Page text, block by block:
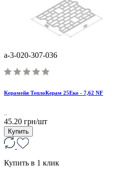
a-3-020-307-036
Керамейя ТеплоКерам 25Еко - 7,62 NF
45.20 грн/шт
Купить
Купить в 1 клик